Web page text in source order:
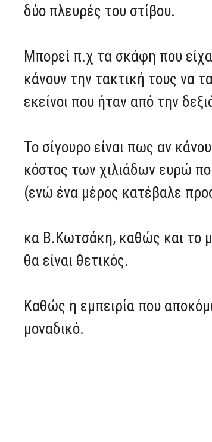
δύο πλευρές του στίβου.
Μπορεί π.χ τα σκάφη που
κάνουν την τακτική τους να
εκείνοι που ήταν από την
Το σίγουρο είναι πως αν
κόστος των χιλιάδων ευρώ
(ενώ ένα μέρος κατέβαλε
κα Β.Κωτσάκη, καθώς και το
θα είναι θετικός.
Καθώς η εμπειρία που
μοναδικό.